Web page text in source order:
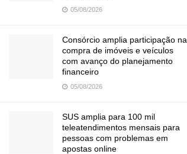
05/08/2026
Consórcio amplia participação na
compra de imóveis e veículos
com avanço do planejamento
financeiro
05/08/2026
SUS amplia para 100 mil
teleatendimentos mensais para
pessoas com problemas em
apostas online